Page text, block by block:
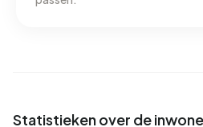
Statistieken over de